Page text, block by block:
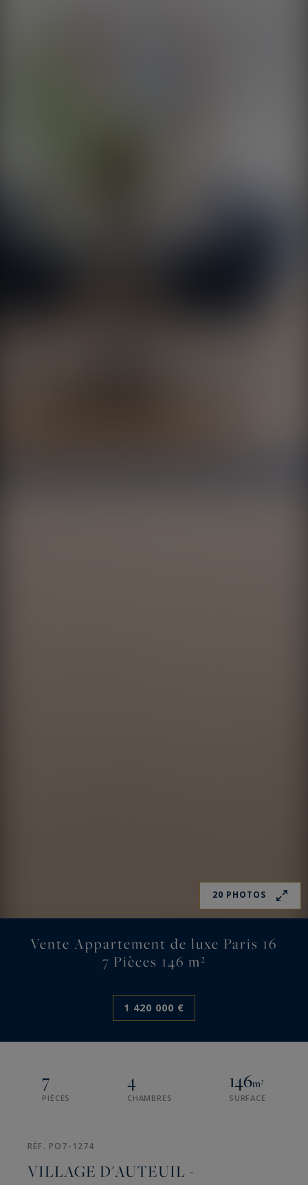
20 PHOTOS
Vente Appartement de luxe Paris 16
7 Pièces 146 m²
1 420 000 €
7
PIÈCES
4
CHAMBRES
146m²
SURFACE
RÉF. PO7-1274
VILLAGE D'AUTEUIL -